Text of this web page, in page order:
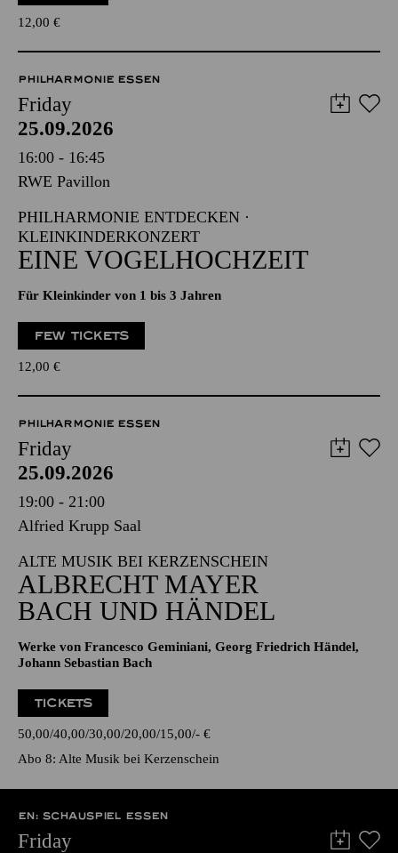
12,00 €
PHILHARMONIE ESSEN
Friday
25.09.2026
16:00 - 16:45
RWE Pavillon
PHILHARMONIE ENTDECKEN ·
KLEINKINDERKONZERT
EINE VOGELHOCHZEIT
Für Kleinkinder von 1 bis 3 Jahren
FEW TICKETS
12,00 €
PHILHARMONIE ESSEN
Friday
25.09.2026
19:00 - 21:00
Alfried Krupp Saal
ALTE MUSIK BEI KERZENSCHEIN
ALBRECHT MAYER
BACH UND HÄNDEL
Werke von Francesco Geminiani, Georg Friedrich Händel,
Johann Sebastian Bach
TICKETS
50,00 40,00 30,00 20,00 15,00 - €
Abo 8: Alte Musik bei Kerzenschein
EN: SCHAUSPIEL ESSEN
Friday